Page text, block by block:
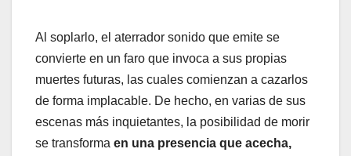
Al soplarlo, el aterrador sonido que emite se
convierte en un faro que invoca a sus propias
muertes futuras, las cuales comienzan a cazarlos
de forma implacable. De hecho, en varias de sus
escenas más inquietantes, la posibilidad de morir
se transforma en una presencia que acecha,